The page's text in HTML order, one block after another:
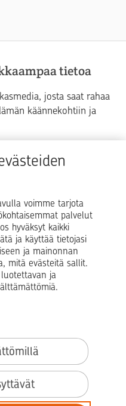
voimme tarjota
palvelut
hyväksyt kaikki
ja käyttää tietojasi
ja mainonnan
mitä evästeitä sallit.
ja
tietoa
josta saat rahaa
käännekohtiin ja
Yrityselämä
Vahinkoapu